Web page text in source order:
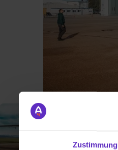
Zustimmung